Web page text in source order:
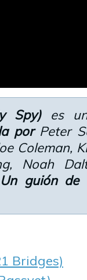
Spy)es
porPeter
Coleman,
Noah
Un guión de
Bridges)